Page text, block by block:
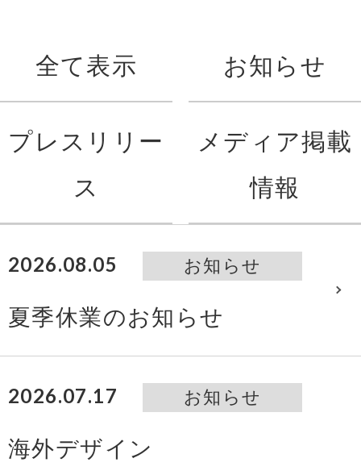
全て表示 お知らせ
プレスリリー
ス
メディア掲載
情報
2026.08.05 お知らせ
夏季休業のお知らせ
2026.07.17 お知らせ
海外デザイン